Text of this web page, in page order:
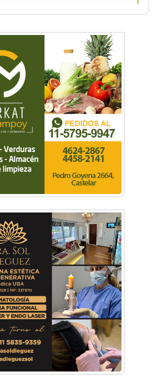
Rojas Manera: “Quiero dejar a la
en lo más alto”
la historia desconocida de los arcos
GEI
celebró sus 127 años con un
familia y solidaridad: 30 años del
de Ex Alumnos del Colegio San José de
las estrellas: miles de vecinos corrieron
corre de noche: llega la primera edición
atlético en Castelar
Legendarias reunió autos, motos y
históricos en Campo de Mayo